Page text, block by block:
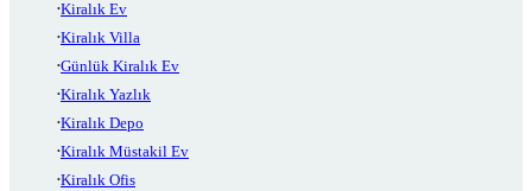
Kiralık Ev
Kiralık Villa
Günlük Kiralık Ev
Kiralık Yazlık
Kiralık Depo
Kiralık Müstakil Ev
Kiralık Ofis